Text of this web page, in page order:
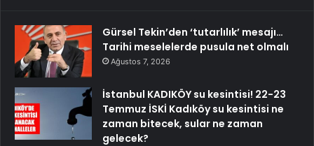
Gürsel Tekin’den ‘tutarlılık’ mesajı…
Tarihi meselelerde pusula net olmalı
Ağustos 7, 2026
İstanbul KADIKÖY su kesintisi! 22-23
Temmuz İSKİ Kadıköy su kesintisi ne
zaman bitecek, sular ne zaman
gelecek?